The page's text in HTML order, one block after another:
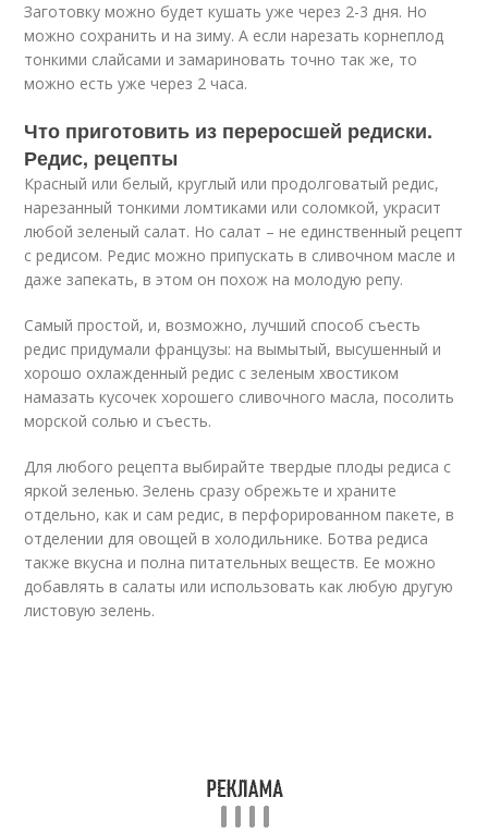
Заготовку можно будет кушать уже через 2-3 дня. Но
можно сохранить и на зиму. А если нарезать корнеплод
тонкими слайсами и замариновать точно так же, то
можно есть уже через 2 часа.
Что приготовить из переросшей редиски.
Редис, рецепты
Красный или белый, круглый или продолговатый редис,
нарезанный тонкими ломтиками или соломкой, украсит
любой зеленый салат. Но салат – не единственный рецепт
с редисом. Редис можно припускать в сливочном масле и
даже запекать, в этом он похож на молодую репу.
Самый простой, и, возможно, лучший способ съесть
редис придумали французы: на вымытый, высушенный и
хорошо охлажденный редис с зеленым хвостиком
намазать кусочек хорошего сливочного масла, посолить
морской солью и съесть.
Для любого рецепта выбирайте твердые плоды редиса с
яркой зеленью. Зелень сразу обрежьте и храните
отдельно, как и сам редис, в перфорированном пакете, в
отделении для овощей в холодильнике. Ботва редиса
также вкусна и полна питательных веществ. Ее можно
добавлять в салаты или использовать как любую другую
листовую зелень.